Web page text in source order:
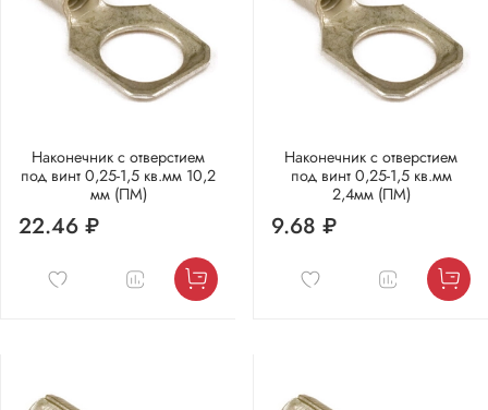
Наконечник с отверстием
под винт 0,25-1,5 кв.мм 10,2
мм (ПМ)
22.46 ₽
Наконечник с отверстием
под винт 0,25-1,5 кв.мм
2,4мм (ПМ)
9.68 ₽